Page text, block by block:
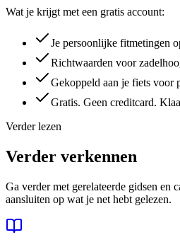
Wat je krijgt met een gratis account:
Je persoonlijke fitmetingen
Richtwaarden voor
Gekoppeld aan je fiets voor
Gratis. Geen creditcard.
Verder lezen
Verder verkennen
Ga verder met gerelateerde gidsen en
aansluiten op wat je net hebt gelezen.